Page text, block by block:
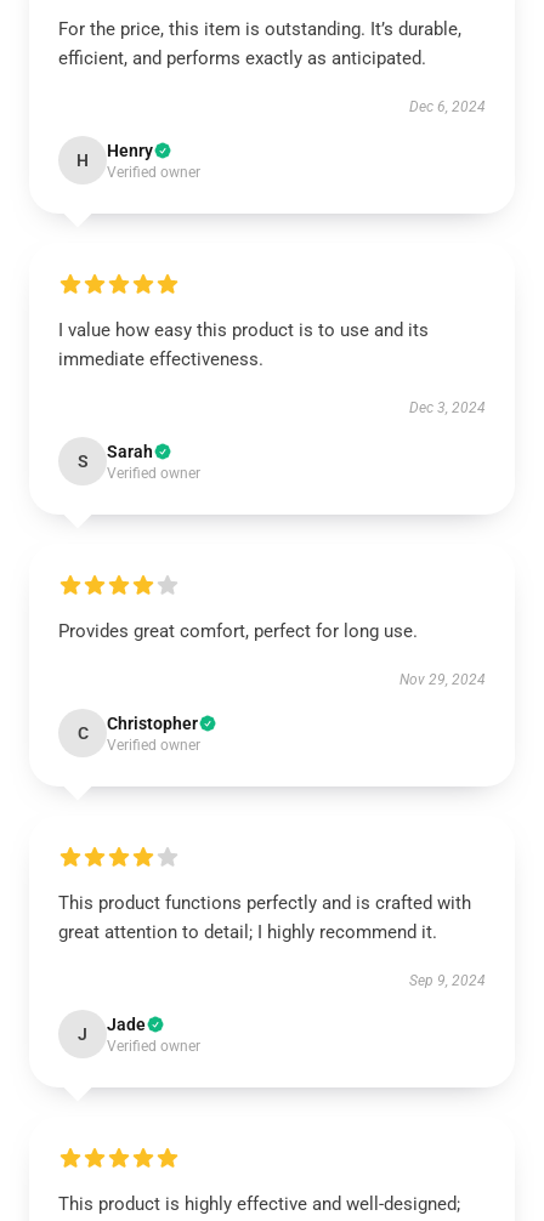
For the price, this item is outstanding. It’s durable,
efficient, and performs exactly as anticipated.
Dec 6, 2024
H Henry
Verified owner
I value how easy this product is to use and its
immediate effectiveness.
Dec 3, 2024
S Sarah
Verified owner
Provides great comfort, perfect for long use.
Nov 29, 2024
C Christopher
Verified owner
This product functions perfectly and is crafted with
great attention to detail; I highly recommend it.
Sep 9, 2024
J Jade
Verified owner
This product is highly effective and well-designed;